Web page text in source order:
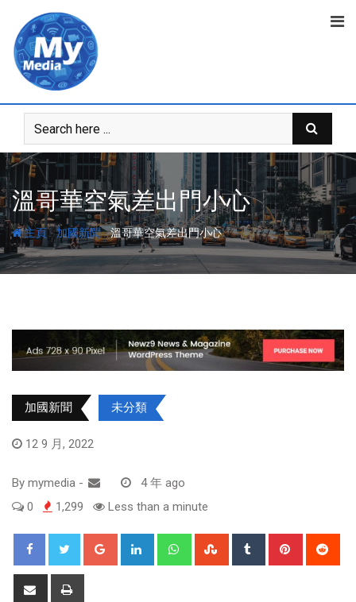
溫哥華空氣差出門小心
主頁-加國新聞-溫哥華空氣差出門小心
加國新聞 未分類
12 9 月, 2022
By mymedia -
4 年 ago
0
1,299 Less than a minute